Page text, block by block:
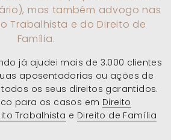
), mas também advogo nas
Trabalhista e do Direito de
Família.
já ajudei mais de 3.000 clientes
aposentadorias ou ações de
os seus direitos garantidos.
para os casos em Direito
Trabalhista e Direito de Família